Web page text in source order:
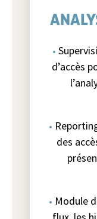
d’accès
des
Module